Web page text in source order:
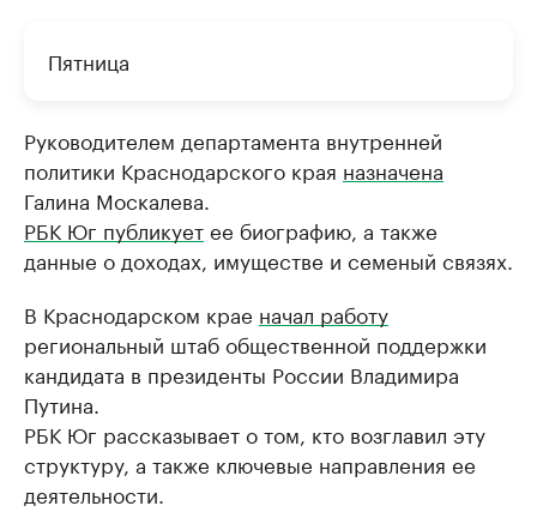
Пятница
Руководителем департамента внутренней
политики Краснодарского края назначена
Галина Москалева.
РБК Юг публикуетее биографию, а также
данные о доходах, имуществе и семеный связях.
В Краснодарском крае начал работу
региональный штаб общественной поддержки
кандидата в президенты России Владимира
Путина.
РБК Юг рассказывает о том, кто возглавил эту
структуру, а также ключевые направления ее
деятельности.